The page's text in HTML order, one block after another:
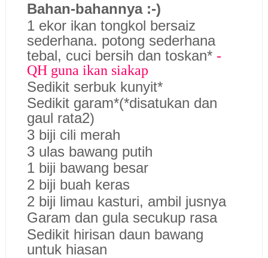
Bahan-bahannya :-)
1 ekor ikan tongkol bersaiz
sederhana. potong sederhana
tebal, cuci bersih dan toskan* -
QH guna ikan siakap
Sedikit serbuk kunyit*
Sedikit garam*(*disatukan dan
gaul rata2)
3 biji cili merah
3 ulas bawang putih
1 biji bawang besar
2 biji buah keras
2 biji limau kasturi, ambil jusnya
Garam dan gula secukup rasa
Sedikit hirisan daun bawang
untuk hiasan